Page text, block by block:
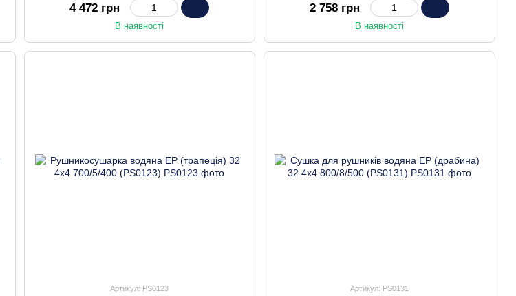
4 472 грн
В наявності
2 758 грн
В наявності
Артикул: PS0123 Артикул: PS0131